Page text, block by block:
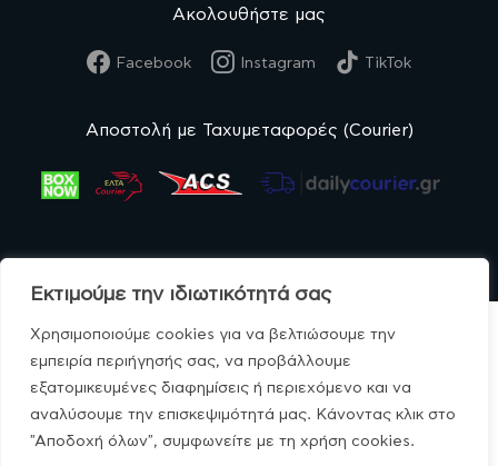
Εκτιμούμε την ιδιωτικότητά σας
Χρησιμοποιούμε cookies για να βελτιώσουμε την
εμπειρία περιήγησής σας, να προβάλλουμε
εξατομικευμένες διαφημίσεις ή περιεχόμενο και να
αναλύσουμε την επισκεψιμότητά μας. Κάνοντας κλικ στο
"Αποδοχή όλων", συμφωνείτε με τη χρήση cookies.
Ακολουθήστε μας
Facebook Instagram TikTok
Αποστολή με Ταχυμεταφορές (Courier)
© MonoBio.gr 2020-2026.